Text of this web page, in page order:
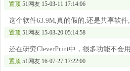
置顶 51网友 15-03-11 17:14:06
这个软件63.9M,真的假的,还是共享软
置顶 51网友 15-03-20 05:14:58
还在研究CleverPrint中，很多功能不会
置顶 51网友 16-07-27 17:22:00